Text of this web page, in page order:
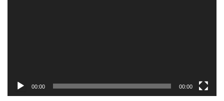
00:00 00:00